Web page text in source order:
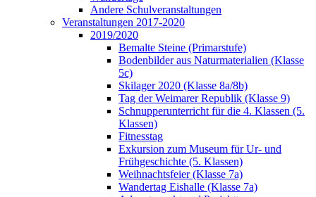
Andere Schulveranstaltungen
Veranstaltungen 2017-2020
2019/2020
Bemalte Steine (Primarstufe)
Bodenbilder aus Naturmaterialien (Klasse
5c)
Skilager 2020 (Klasse 8a/8b)
Tag der Weimarer Republik (Klasse 9)
Schnupperunterricht für die 4. Klassen (5.
Klassen)
Fitnesstag
Exkursion zum Museum für Ur- und
Frühgeschichte (5. Klassen)
Weihnachtsfeier (Klasse 7a)
Wandertag Eishalle (Klasse 7a)